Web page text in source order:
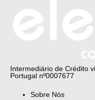
Intermediário de Crédito
Portugal nº0007677
Sobre Nós